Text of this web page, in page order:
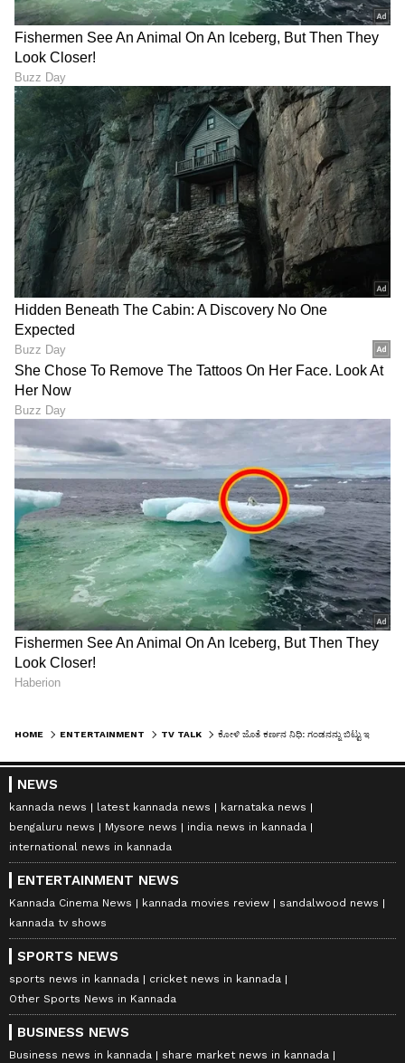
HOME ENTERTAINMENT TV TALK
NEWS
kannada news latest kannada news
karnataka news
bengaluru news
Mysore news
india news in kannada
international news in kannada
ENTERTAINMENT NEWS
Kannada Cinema News kannada movies review
sandalwood news
kannada tv shows
SPORTS NEWS
sports news in kannada
cricket news in kannada
Other Sports News in Kannada
BUSINESS NEWS
Business news in kannada
share market news in kannada